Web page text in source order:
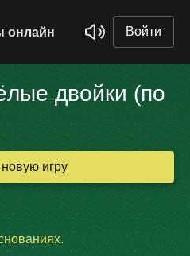
онлайн Войти
двойки (по
игру